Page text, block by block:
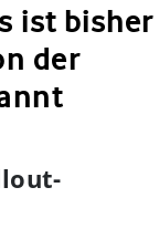
ist bisher
der